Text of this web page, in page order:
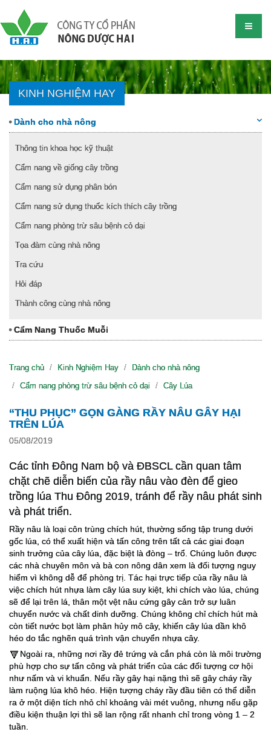
KINH NGHIỆM HAY
Dành cho nhà nông
Thông tin khoa học kỹ thuật
Cẩm nang về giống cây trồng
Cẩm nang sử dụng phân bón
Cẩm nang sử dụng thuốc kích thích cây trồng
Cẩm nang phòng trừ sâu bệnh cỏ dại
Tọa đàm cùng nhà nông
Tra cứu
Hỏi đáp
Thành công cùng nhà nông
Cẩm Nang Thuốc Muỗi
Trang chủ Kinh Nghiệm Hay
Dành cho nhà nông
Cẩm nang phòng trừ sâu bệnh cỏ dại
Cây Lúa
“THU PHỤC” GỌN GÀNG RẦY NÂU GÂY HẠI
TRÊN LÚA
05/08/2019
Các tỉnh Đông Nam bộ và ĐBSCL cần quan tâm
chặt chẽ diễn biến của rầy nâu vào đèn để gieo
trồng lúa Thu Đông 2019, tránh để rầy nâu phát sinh
và phát triển.
Rầy nâu là loại côn trùng chích hút, thường sống tập trung dưới
gốc lúa, có thể xuất hiện và tấn công trên tất cả các giai đoạn
sinh trưởng của cây lúa, đặc biệt là đòng – trổ. Chúng luôn được
các nhà chuyên môn và bà con nông dân xem là đối tượng nguy
hiểm vì không dễ để phòng trị. Tác hại trực tiếp của rầy nâu là
việc chích hút nhựa làm cây lúa suy kiệt, khi chích vào lúa, chúng
sẽ để lại trên lá, thân một vệt nâu cứng gây cản trở sự luân
chuyển nước và chất dinh dưỡng. Chúng không chỉ chích hút mà
còn tiết nước bọt làm phân hủy mô cây, khiến cây lúa dần khô
héo do tắc nghẽn quá trình vận chuyển nhựa cây.
🔻 Ngoài ra, những nơi rầy đẻ trứng và cắn phá còn là môi trường
phù hợp cho sự tấn công và phát triển của các đối tượng cơ hội
như nấm và vi khuẩn. Nếu rầy gây hại nặng thì sẽ gây cháy rầy
làm ruộng lúa khô héo. Hiện tượng cháy rầy đầu tiên có thể diễn
ra ở một diện tích nhỏ chỉ khoảng vài mét vuông, nhưng nếu gặp
điều kiện thuận lợi thì sẽ lan rộng rất nhanh chỉ trong vòng 1 – 2
tuần.